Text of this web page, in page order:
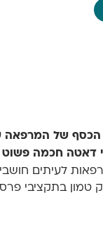
הכסף של המרפאה
דאטה חכמה
לעיתים
בתקציבי